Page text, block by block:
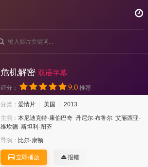
危机解密 双语字幕
评分： 9.0 推荐
分类： 爱情片 美国
2013
主演： 本尼迪克特·康伯巴奇 丹尼尔·布鲁尔 艾丽西亚·
维坎德 斯坦利·图齐
导演： 比尔·康顿
立即播放 报错